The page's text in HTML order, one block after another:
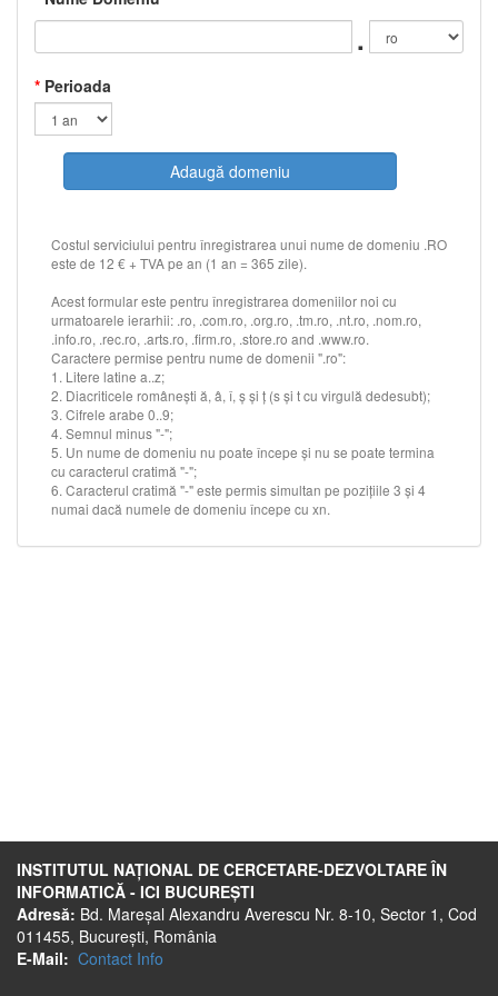
INSTITUTUL NAȚIONAL DE CERCETARE-DEZVOLTARE ÎN
INFORMATICĂ - ICI BUCUREȘTI
Adresă: Bd. Mareșal Alexandru Averescu Nr. 8-10, Sector 1, Cod
011455, București, România
E-Mail: Contact Info